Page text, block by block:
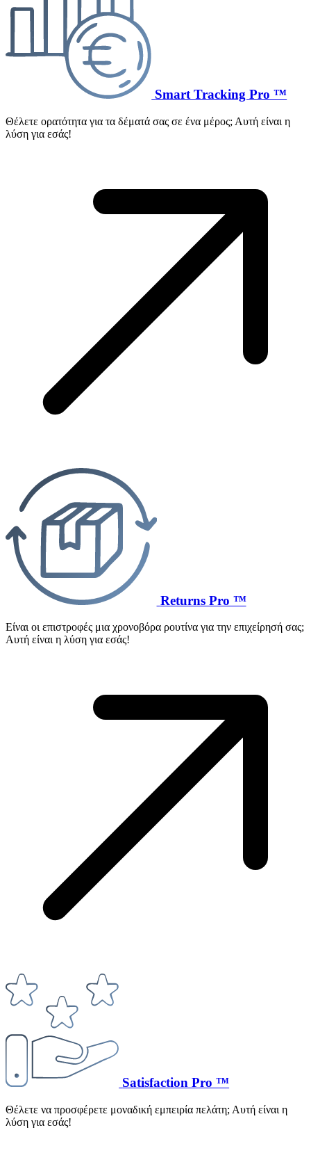
Smart Tracking Pro ™
Θέλετε ορατότητα για τα δέματά σας σε ένα μέρος; Αυτή είναι η
λύση για εσάς!
Returns Pro ™
Είναι οι επιστροφές μια χρονοβόρα ρουτίνα για την επιχείρησή σας;
Αυτή είναι η λύση για εσάς!
Satisfaction Pro ™
Θέλετε να προσφέρετε μοναδική εμπειρία πελάτη; Αυτή είναι η
λύση για εσάς!